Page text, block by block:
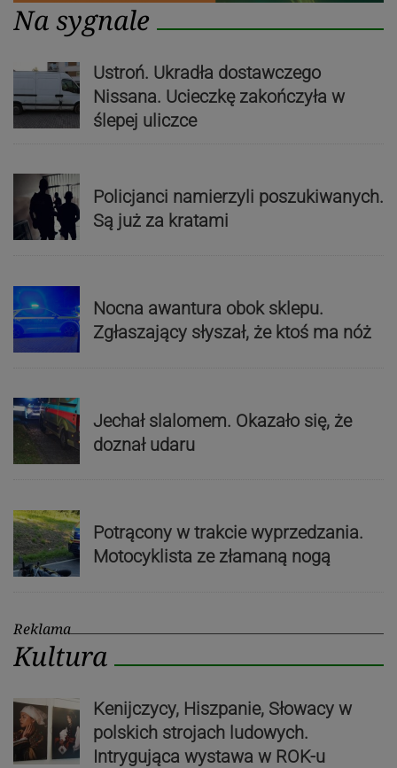
Na sygnale
Ustroń. Ukradła dostawczego
Nissana. Ucieczkę zakończyła w
ślepej uliczce
Policjanci namierzyli poszukiwanych.
Są już za kratami
Nocna awantura obok sklepu.
Zgłaszający słyszał, że ktoś ma nóż
Jechał slalomem. Okazało się, że
doznał udaru
Potrącony w trakcie wyprzedzania.
Motocyklista ze złamaną nogą
Reklama
Kultura
Kenijczycy, Hiszpanie, Słowacy w
polskich strojach ludowych.
Intrygująca wystawa w ROK-u